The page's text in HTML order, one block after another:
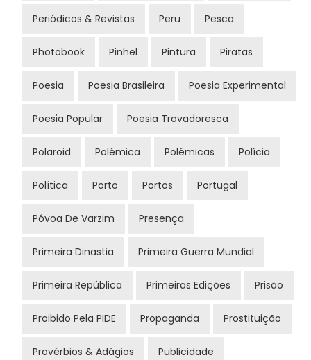
Periódicos & Revistas Peru Pesca
Photobook Pinhel Pintura Piratas
Poesia Poesia Brasileira Poesia Experimental
Poesia Popular Poesia Trovadoresca
Polaroid Polémica Polémicas Polícia
Política Porto Portos Portugal
Póvoa De Varzim Presença
Primeira Dinastia Primeira Guerra Mundial
Primeira República Primeiras Edições Prisão
Proibido Pela PIDE Propaganda Prostituição
Provérbios & Adágios Publicidade